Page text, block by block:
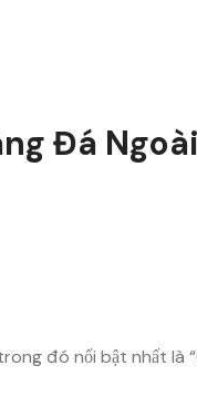
Đá
đó nổi bật nhất là